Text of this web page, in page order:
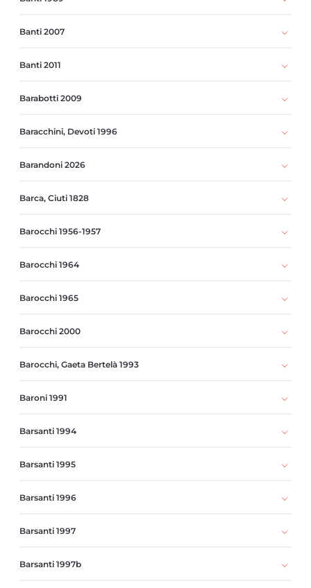
Banti 2007
Banti 2011
Barabotti 2009
Baracchini, Devoti 1996
Barandoni 2026
Barca, Ciuti 1828
Barocchi 1956-1957
Barocchi 1964
Barocchi 1965
Barocchi 2000
Barocchi, Gaeta Bertelà 1993
Baroni 1991
Barsanti 1994
Barsanti 1995
Barsanti 1996
Barsanti 1997
Barsanti 1997b